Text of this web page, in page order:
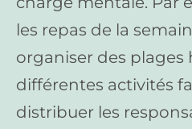
les repas de la
organiser des plages
différentes activités
distribuer les